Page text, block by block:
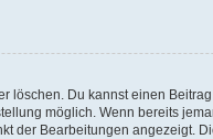
Du kannst einen
möglich. Wenn bereits
der Bearbeitungen angezeigt.